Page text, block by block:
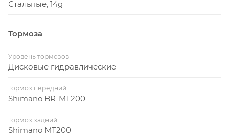
Стальные, 14g
Тормоза
Уровень тормозов
Дисковые гидравлические
Тормоз передний
Shimano BR-MT200
Тормоз задний
Shimano MT200